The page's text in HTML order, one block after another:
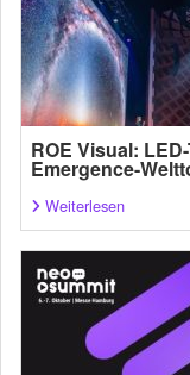
ROE Visual:
Emergence-
Weiterlesen